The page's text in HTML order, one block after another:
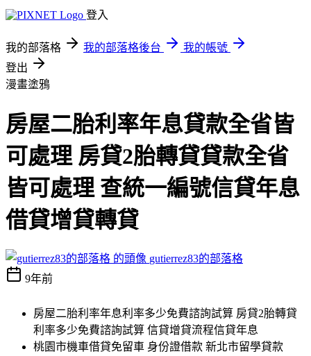
登入
我的部落格 我的部落格後台
我的帳號
登出
漫畫塗鴉
房屋二胎利率年息貸款全省皆
可處理 房貸2胎轉貸貸款全省
皆可處理 查統一編號信貸年息
借貸增貸轉貸
gutierrez83的部落格
9年前
房屋二胎利率年息利率多少免費諮詢試算 房貸2胎轉貸
利率多少免費諮詢試算 信貸增貸流程信貸年息
桃園市機車借貸免留車 身份證借款 新北市留學貸款